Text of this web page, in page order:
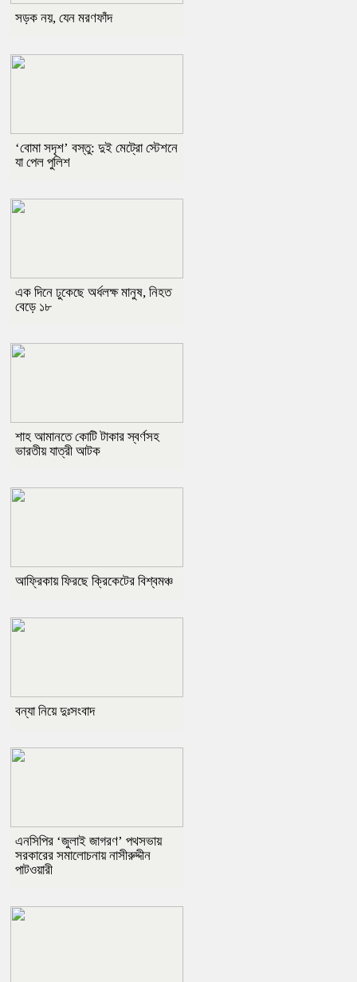
সড়ক নয়, যেন মরণফাঁদ
‘বোমা সদৃশ’ বস্তু: দুই মেট্রো স্টেশনে
যা পেল পুলিশ
এক দিনে ঢুকেছে অর্ধলক্ষ মানুষ, নিহত
বেড়ে ১৮
শাহ আমানতে কোটি টাকার স্বর্ণসহ
ভারতীয় যাত্রী আটক
আফ্রিকায় ফিরছে ক্রিকেটের বিশ্বমঞ্চ
বন্যা নিয়ে দুঃসংবাদ
এনসিপির ‘জুলাই জাগরণ’ পথসভায়
সরকারের সমালোচনায় নাসীরুদ্দীন
পাটওয়ারী